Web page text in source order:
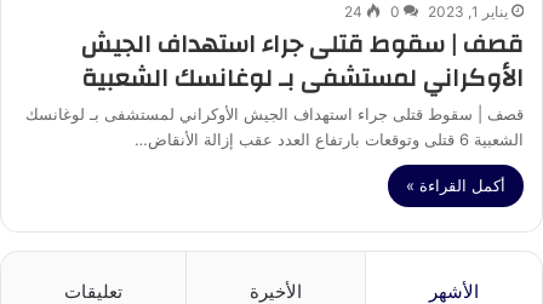
يناير 1, 2023 0
24
قصف | سقوط قتلى جراء استهداف الجيش
الأوكراني لمستشفى بـ لوغانسك الشعبية
قصف | سقوط قتلى جراء استهداف الجيش الأوكراني لمستشفى بـ لوغانسك
الشعبية 6 قتلى وتوقعات بارتفاع العدد عقب إزالة الأنقاض…
أكمل القراءة »
الأشهر الأخيرة تعليقات